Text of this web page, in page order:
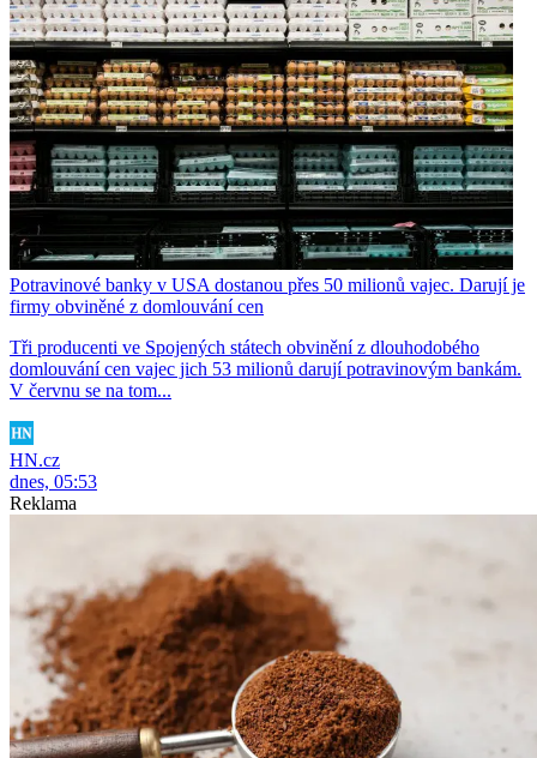
Potravinové banky v USA dostanou přes 50 milionů vajec. Darují je
firmy obviněné z domlouvání cen
Tři producenti ve Spojených státech obvinění z dlouhodobého
domlouvání cen vajec jich 53 milionů darují potravinovým bankám.
V červnu se na tom...
HN.cz
dnes, 05:53
Reklama